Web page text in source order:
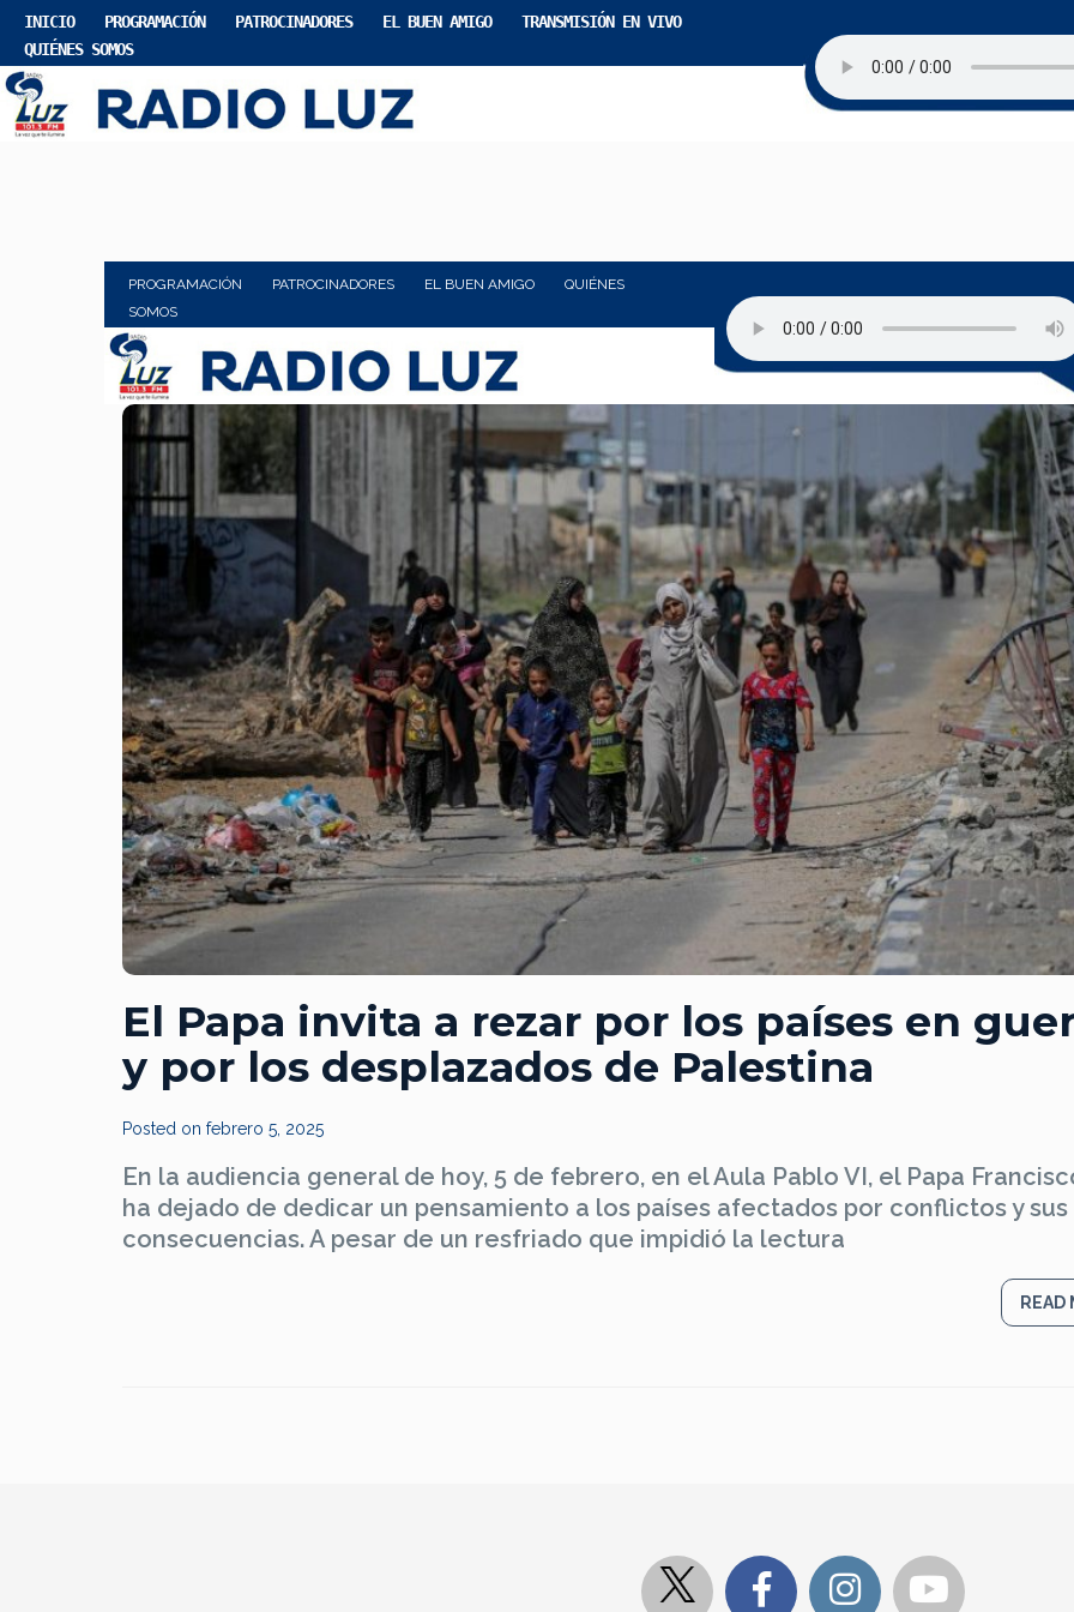
INICIO PROGRAMACIÓN PATROCINADORES EL BUEN AMIGO
TRANSMISIÓN EN VIVO
QUIÉNES SOMOS
PROGRAMACIÓN PATROCINADORES EL BUEN AMIGO
QUIÉNES
SOMOS
El Papa invita a rezar por los países en
y por los desplazados de Palestina
Posted on febrero 5, 2025
En la audiencia general de hoy, 5 de febrero, en el Aula Pablo VI, el Papa
ha dejado de dedicar un pensamiento a los países afectados por conflictos y sus
consecuencias. A pesar de un resfriado que impidió la lectura
READ